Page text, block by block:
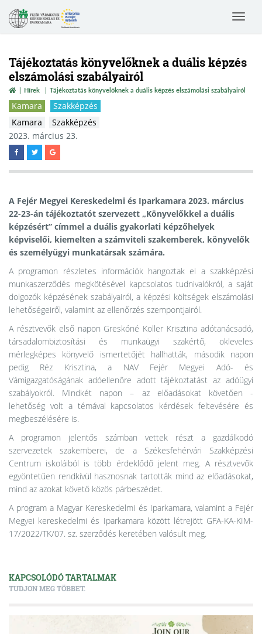
Toggle
Tájékoztatás könyvelőknek a duális képzés
elszámolási szabályairól
Hírek Tájékoztatás könyvelőknek a duális képzés elszámolási szabályairól
Kamara
Szakképzés
Kamara
Szakképzés
2023. március 23.
A Fejér Megyei Kereskedelmi és Iparkamara 2023. március
22-23-án tájékoztatót szervezett „Könyvelőkkel a duális
képzésért” címmel a duális gyakorlati képzőhelyek
képviselői, kiemelten a számviteli szakemberek, könyvelők
és személyügyi munkatársak számára.
A programon részletes információk hangoztak el a szakképzési
munkaszerződés megkötésével kapcsolatos tudnivalókról, a saját
dolgozók képzésének szabályairól, a képzési költségek elszámolási
lehetőségeiről, valamint az ellenőrzés szempontjairól.
A résztvevők első napon Greskóné Koller Krisztina adótanácsadó,
társadalombiztosítási és munkaügyi szakértő, okleveles
mérlegképes könyvelő ismertetőjét hallhatták, második napon
pedig Réz Krisztina, a NAV Fejér Megyei Adó- és
Vámigazgatóságának adóellenőre adott tájékoztatást az adóügyi
szabályokról. Mindkét napon – az előadásokat követően -
lehetőség volt a témával kapcsolatos kérdések feltevésére és
megbeszélésére is.
A programon jelentős számban vettek részt a gazdálkodó
szervezetek szakemberei, de a Székesfehérvári Szakképzési
Centrum iskoláiból is több érdeklődő jelent meg. A résztvevők
egyöntetűen rendkívül hasznosnak tartották mind az előadásokat,
mind az azokat követő közös párbeszédet.
A program a Magyar Kereskedelmi és Iparkamara, valamint a Fejér
Megyei kereskedelmi és Iparkamara között létrejött GFA-KA-KIM-
17/2022/TK/07. sz. szerződés keretében valósult meg.
KAPCSOLÓDÓ TARTALMAK
TUDJON MEG TÖBBET.